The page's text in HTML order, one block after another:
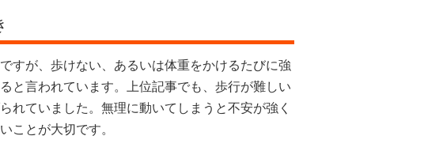
すが、歩けない、あるいは体重をかけるたびに強
と言われています。上位記事でも、歩行が難しい
れていました。無理に動いてしまうと不安が強く
ことが大切です。